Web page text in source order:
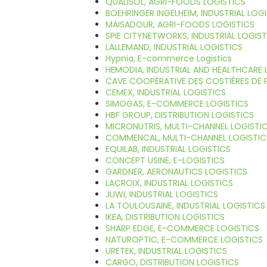
BOEHRINGER INGELHEIM, INDUSTRIAL
MAISADOUR, AGRI-FOODS LOGISTICS
SPIE CITYNETWORKS, INDUSTRIAL
LALLEMAND, INDUSTRIAL LOGISTICS
Hypnia, E-commerce Logistics
HEMODIA, INDUSTRIAL AND HEALTHCARE
CAVE COOPÉRATIVE DES COSTIÈRES
CEMEX, INDUSTRIAL LOGISTICS
SIMOGAS, E-COMMERCE LOGISTICS
HBF GROUP, DISTRIBUTION LOGISTICS
MICRONUTRIS, MULTI-CHANNEL
COMMENCAL, MULTI-CHANNEL
EQUILAB, INDUSTRIAL LOGISTICS
CONCEPT USINE, E-LOGISTICS
GARDNER, AERONAUTICS LOGISTICS
LACROIX, INDUSTRIAL LOGISTICS
JUWI, INDUSTRIAL LOGISTICS
LA TOULOUSAINE, INDUSTRIAL LOGISTICS
IKEA, DISTRIBUTION LOGISTICS
SHARP EDGE, E-COMMERCE LOGISTICS
NATUROPTIC, E-COMMERCE LOGISTICS
URETEK, INDUSTRIAL LOGISTICS
CARGO, DISTRIBUTION LOGISTICS